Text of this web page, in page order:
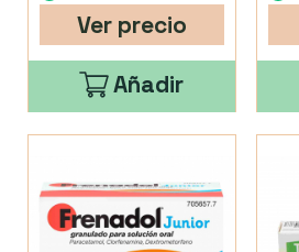
Ver precio
Añadir